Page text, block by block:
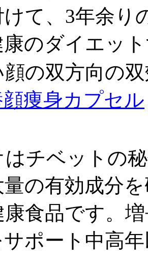
けて、3年余り
のダイエッ
顔の双方向の
痩身カプセル
チベットの
の有効成分
康食品です。
ポート中高